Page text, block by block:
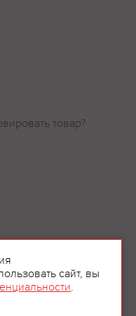
товар?
сайт, вы
.